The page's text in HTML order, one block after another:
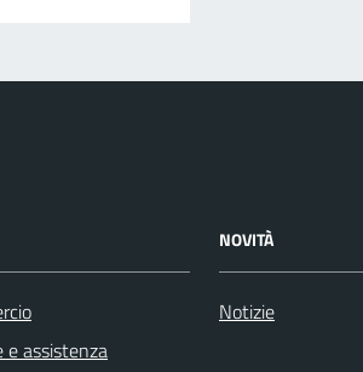
e assistenza
NOVITÀ
Notizie